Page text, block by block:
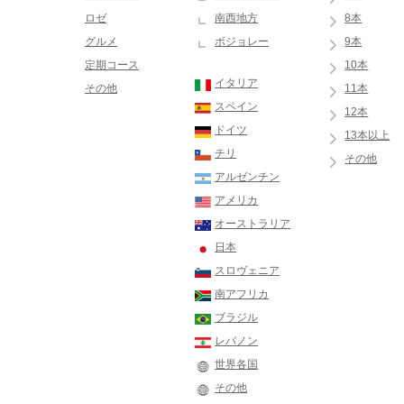
ロゼ
グルメ
定期コース
その他
南西地方
ボジョレー
イタリア
スペイン
ドイツ
チリ
アルゼンチン
アメリカ
オーストラリア
日本
スロヴェニア
南アフリカ
ブラジル
レバノン
世界各国
その他
8本
9本
10本
11本
12本
13本以上
その他